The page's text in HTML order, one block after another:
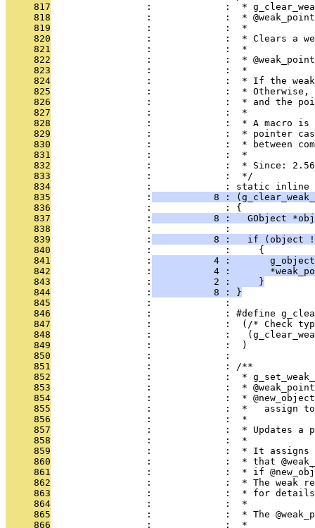
     817
:             :  *
     818
:             :  *
     819
                 :             :  *
     820
:             :  * Clears a
     821
                 :             :  *
     822
:             :  *
     823
                 :             :  *
     824
:             :  * If the
     825
:             :  *
     826
:             :  * and the
     827
                 :             :  *
     828
:             :  * A macro
     829
:             :  * pointer
     830
:             :  * between
     831
                 :             :  *
     832
                 :             :  * Since: 2.56
     833
                 :             :  */
     834
:             : static inline
     835
                 :
8 :
     836
                 :             : {
     837
                 :
8 :   GObject
     838
                 :             :
     839
                 :
8 :   if (object
     840
                 :             :     {
     841
                 :
4 :
     842
                 :
4 :
     843
                 :
           2 :     }
     844
                 :
           8 : }
     845
                 :             :
     846
:             : #define
     847
:             :  (/* Check
     848
:             :
     849
                 :             :  )
     850
                 :             :
     851
                 :             : /**
     852
:             :  *
     853
:             :  *
     854
:             :  *
     855
:             :  *   assign
     856
                 :             :  *
     857
:             :  * Updates a
     858
                 :             :  *
     859
:             :  * It
     860
:             :  * that
     861
:             :  * if
     862
:             :  * The weak
     863
:             :  * for
     864
                 :             :  *
     865
:             :  * The
     866
                 :             :  *